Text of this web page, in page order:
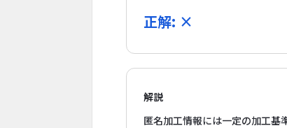
正解: ×
解説
匿名加工情報には一定の加工基